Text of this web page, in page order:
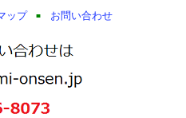
ップ お問い合わせ